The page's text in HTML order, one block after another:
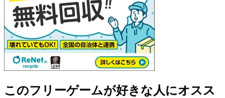
このフリーゲームが好きな人にオスス